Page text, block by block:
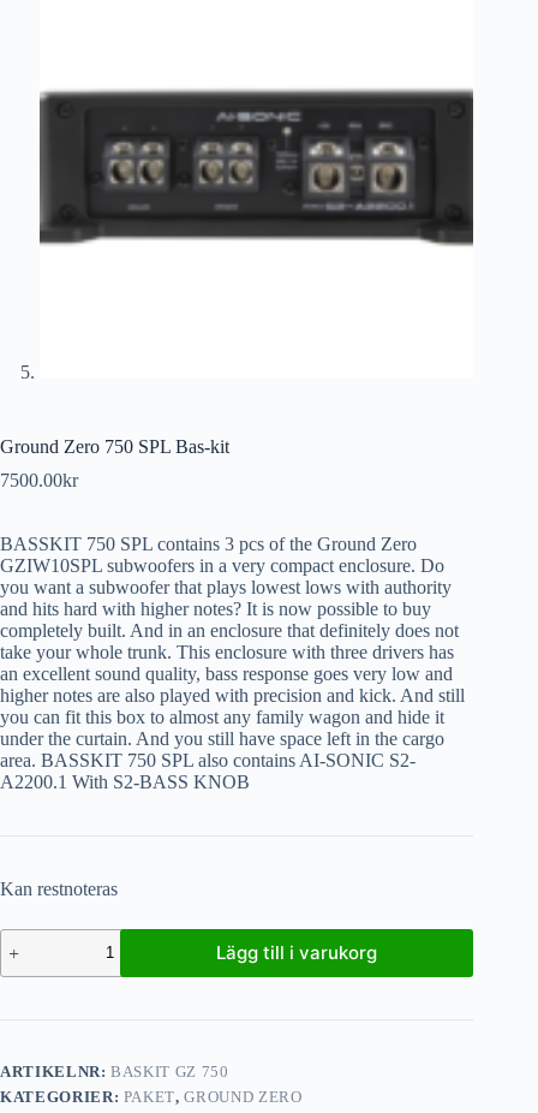
Ground Zero 750 SPL Bas-kit
7500.00kr
BASSKIT 750 SPL contains 3 pcs of the Ground Zero
GZIW10SPL subwoofers in a very compact enclosure. Do
you want a subwoofer that plays lowest lows with authority
and hits hard with higher notes? It is now possible to buy
completely built. And in an enclosure that definitely does not
take your whole trunk. This enclosure with three drivers has
an excellent sound quality, bass response goes very low and
higher notes are also played with precision and kick. And still
you can fit this box to almost any family wagon and hide it
under the curtain. And you still have space left in the cargo
area. BASSKIT 750 SPL also contains AI-SONIC S2-
A2200.1 With S2-BASS KNOB
Kan restnoteras
Lägg till i varukorg
ARTIKELNR:BASKIT GZ 750
KATEGORIER: PAKET,GROUND ZERO